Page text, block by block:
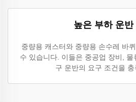
높은 부하 운반
중량용 캐스터와 중량용 손수레 바
수 있습니다. 이들은 중공업 장비,
구 운반의 요구 조건을